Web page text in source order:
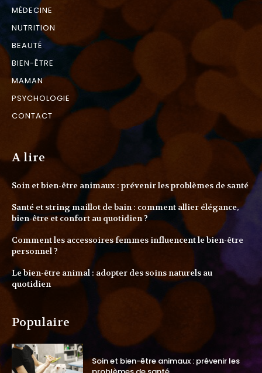
MÉDECINE
NUTRITION
BEAUTÉ
BIEN-ÊTRE
MAMAN
PSYCHOLOGIE
CONTACT
A lire
Soin et bien-être animaux : prévenir les problèmes de santé
Santé et string maillot de bain : comment allier élégance,
bien-être et confort au quotidien ?
Comment les accessoires femmes influencent le bien-être
personnel ?
Le bien-être animal : adopter des soins naturels au
quotidien
Populaire
Soin et bien-être animaux : prévenir les